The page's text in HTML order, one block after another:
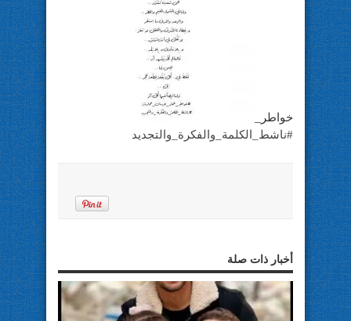
خواطر_
#ناشط_الكلمة_والفكرة_والتجديد
أخبار ذات صلة